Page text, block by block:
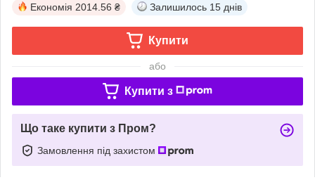
Економія 2014.56 ₴ Залишилось 15 днів
Купити
або
Купити з
Що таке купити з Пром?
Замовлення під захистом